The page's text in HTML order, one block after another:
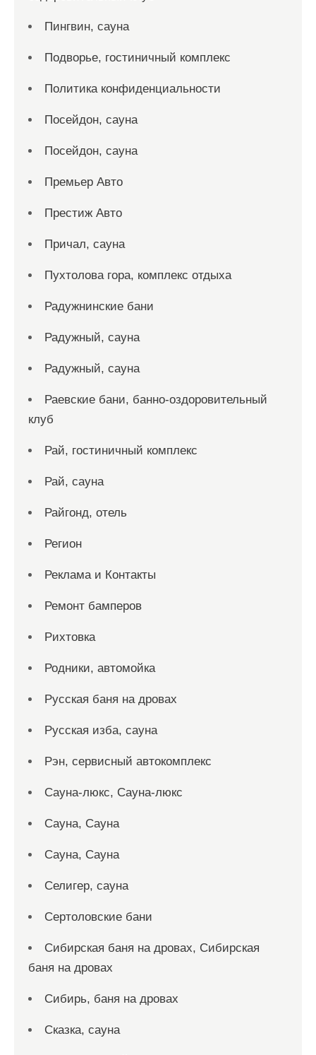
Пингвин, сауна
Подворье, гостиничный комплекс
Политика конфиденциальности
Посейдон, сауна
Посейдон, сауна
Премьер Авто
Престиж Авто
Причал, сауна
Пухтолова гора, комплекс отдыха
Радужнинские бани
Радужный, сауна
Радужный, сауна
Раевские бани, банно-оздоровительный
клуб
Рай, гостиничный комплекс
Рай, сауна
Райгонд, отель
Регион
Реклама и Контакты
Ремонт бамперов
Рихтовка
Родники, автомойка
Русская баня на дровах
Русская изба, сауна
Рэн, сервисный автокомплекс
Сауна-люкс, Сауна-люкс
Сауна, Сауна
Сауна, Сауна
Селигер, сауна
Сертоловские бани
Сибирская баня на дровах, Сибирская
баня на дровах
Сибирь, баня на дровах
Сказка, сауна